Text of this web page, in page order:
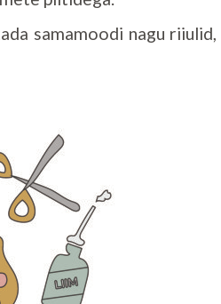
samamoodi nagu